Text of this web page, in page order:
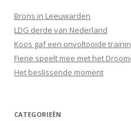
Brons in Leeuwarden
LDG derde van Nederland
Koos gaf een onvoltooide
Fiene speelt mee met het
Het beslissende moment
CATEGORIEËN